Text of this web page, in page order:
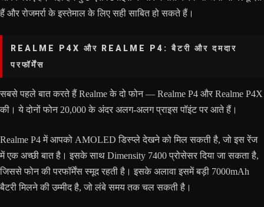
हैं और रोजमर्रा के इस्तेमाल के लिए सही साबित हो सकते हैं।
REALME P4X और REALME P4: बैटरी और दमदार
परफॉर्मेंस
सबसे पहले बात करते हैं Realme के दो फोन — Realme P4 और Realme P4X
की। ये दोनों फोन 20,000 के अंदर अलग-अलग प्राइस पॉइंट पर आते हैं।
Realme P4 में आपको AMOLED डिस्प्ले देखने को मिल सकती है, जो इस रेंज
में एक अच्छी बात है। इसके साथ Dimensity 7400 प्रोसेसर दिया जा सकता है,
जिससे फोन की परफॉर्मेंस स्मूद रहती है। इसके अलावा इसमें बड़ी 7000mAh
बैटरी मिलने की उम्मीद है, जो लंबे समय तक चल सकती है।